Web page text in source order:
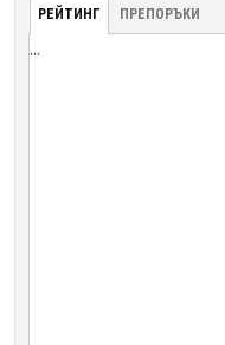
РЕЙТИНГ ПРЕПОРЪКИ
...